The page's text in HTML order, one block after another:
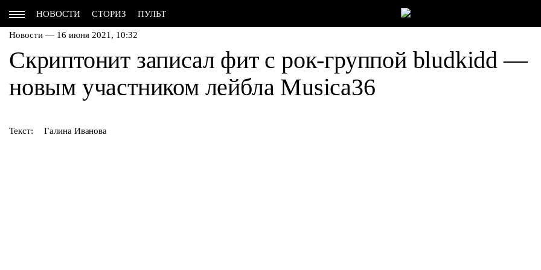
НОВОСТИ СТОРИЗ ПУЛЬТ
Новости — 16 июня 2021, 10:32
Скриптонит записал фит с рок-группой bludkidd —
новым участником лейбла Musica36
Текст: Галина Иванова